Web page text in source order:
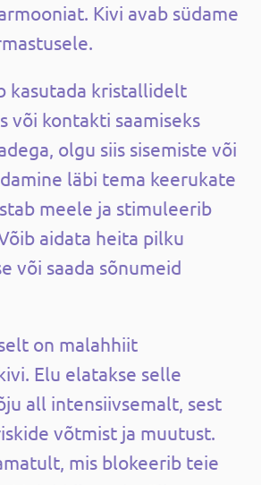
Kivi avab südame
kasutada kristallidelt
või kontakti saamiseks
olgu siis sisemiste või
läbi tema keerukate
meele ja stimuleerib
aidata heita pilku
või saada sõnumeid
on malahhiit
Elu elatakse selle
all intensiivsemalt, sest
võtmist ja muutust.
mis blokeerib teie